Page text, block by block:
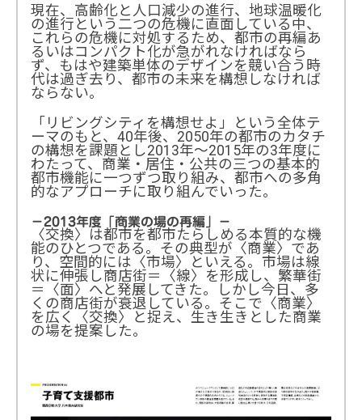
現在、高齢化と人口減少の進行、地球温暖化
の進行という二つの危機に直面している中、
これらの危機に対処するため、都市の再編あ
るいはコンパクト化が急がれなければなら
ず、もはや建築単体のデザインを競い合う時
代は過ぎ去り、都市の未来を構想しなければ
ならない。
「リビングシティを構想せよ」という全体テ
ーマのもと、40年後、2050年の都市のカタチ
の構想を課題とし2013年～2015年の3年度に
わたって、商業・居住・公共の三つの基本的
都市機能に一つずつ取り組み、都市への多角
的なアプローチに取り組んでいった。
－2013年度「商業の場の再編」－
〈交換〉は都市を都市たらしめる本質的な機
能のひとつである。その典型が〈商業〉であ
り、空間的には〈市場〉といえる。市場は線
状に伸張し商店街＝〈線〉を形成し、繁華街
＝〈面〉へと発展してきた。しかし今日、多
くの商店街が衰退している。そこで〈商業〉
を広く〈交換〉と捉え、生き生きとした商業
の場を提案した。